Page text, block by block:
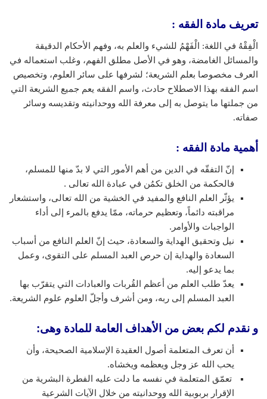
تعريف مادة الفقه :
الْفِقْهُ في اللغة: الْفَهْمُ للشيء والعلم به، وفهم الأحكام الدقيقة
والمسائل الغامضة، وهو في الأصل مطلق الفهم، وغلب استعماله في
العرف مخصوصا بعلم الشريعة؛ لشرفها على سائر العلوم، وتخصيص
اسم الفقه بهذا الاصطلاح حادث، واسم الفقه يعم جميع الشريعة التي
من جملتها ما يتوصل به إلى معرفة الله ووحدانيته وتقديسه وسائر
صفاته.
أهمية مادة الفقه :
إنّ التفقّه في الدين من أهم الأمور التي لا بدّ منها للمسلم،
فالحكمة من الخلق تكمُن في عبادة الله تعالى .
يؤثّر العلم النافع والمفيد في الخشية من الله تعالى، واستشعار
مراقبته دائماً، وتعظيم حرماته، ممّا يدفع بالمرء إلى أداء
الواجبات والأوامر.
نيل وتحقيق الهداية والسعادة، حيث إنّ العلم النافع من أسباب
السعادة والهداية إن حرص العبد المسلم على التقوى، وعمل
بما يدعو إليه.
يعدّ طلب العلم من أعظم القُربات والعبادات التي يتقرّب بها
العبد المسلم إلى ربه، ومن أشرف وأجلّ العلوم علوم الشريعة.
و نقدم لكم بعض من الأهداف العامة للمادة وهى:
أن تعرف المتعلمة أصول العقيدة الإسلامية الصحيحة، وأن
يحب الله عز وجل ويعظمه ويخشاه.
تعمّق المتعلمة في نفسه ما دلت عليه الفطرة البشرية من
الإقرار بربوبية الله ووحدانيته من خلال الآيات الشرعية